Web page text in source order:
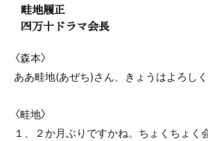
畦地履正
四万十ドラマ会長
〈森本〉
ああ畦地(あぜち)さん、きょうはよろしく
〈畦地〉
１、２か月ぶりですかね。ちょくちょく